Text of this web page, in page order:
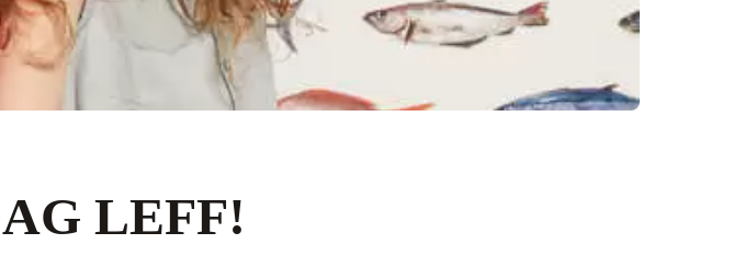
LEFF!